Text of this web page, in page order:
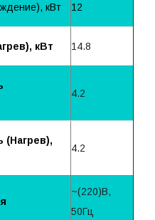
кВт 12
кВт 14.8
4.2
(Нагрев),
4.2
~(220)B,
50Гц